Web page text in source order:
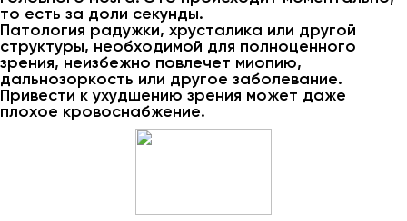
то есть за доли секунды.
Патология радужки, хрусталика или другой
структуры, необходимой для полноценного
зрения, неизбежно повлечет миопию,
дальнозоркость или другое заболевание.
Привести к ухудшению зрения может даже
плохое кровоснабжение.